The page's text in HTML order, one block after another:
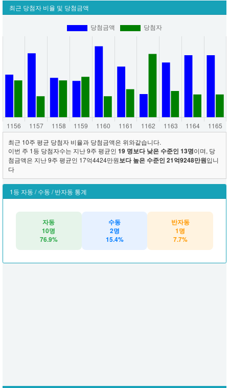
최근 당첨자 비율 및 당첨금액
최근 10주 평균 당첨자 비율과 당첨금액은 위와같습니다.
이번 주 1등 당첨자수는 지난 9주 평균인 19 명보다 낮은 수준인 13명이며, 당
첨금액은 지난 9주 평균인 17억4424만원보다 높은 수준인 21억9248만원입니
다
1등 자동 / 수동 / 반자동 통계
자동
10명
76.9%
수동
2명
15.4%
반자동
1명
7.7%